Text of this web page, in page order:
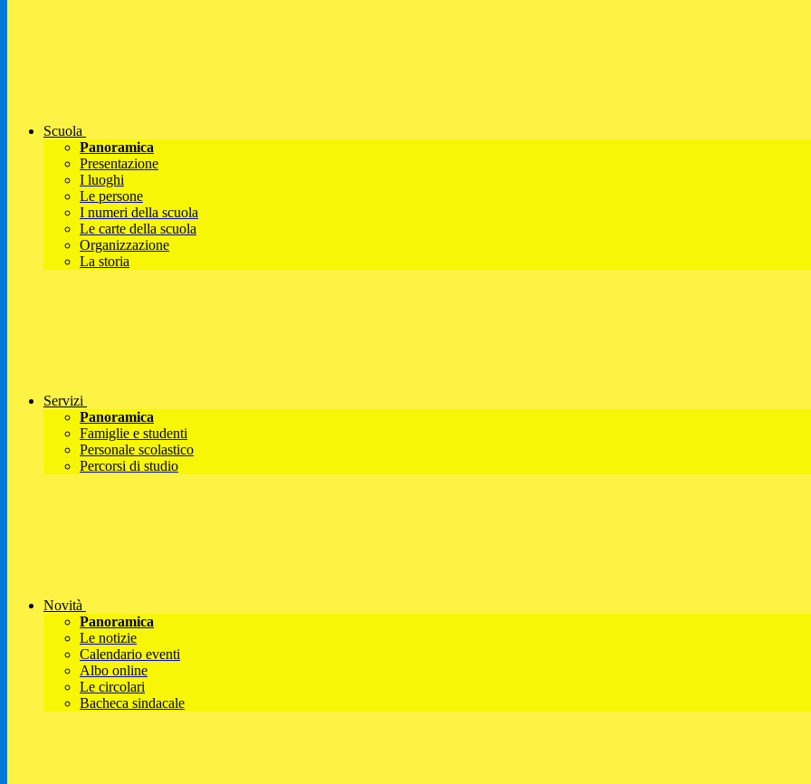
Scuola
Panoramica
Presentazione
I luoghi
Le persone
I numeri della scuola
Le carte della scuola
Organizzazione
La storia
Servizi
Panoramica
Famiglie e studenti
Personale scolastico
Percorsi di studio
Novità
Panoramica
Le notizie
Calendario eventi
Albo online
Le circolari
Bacheca sindacale